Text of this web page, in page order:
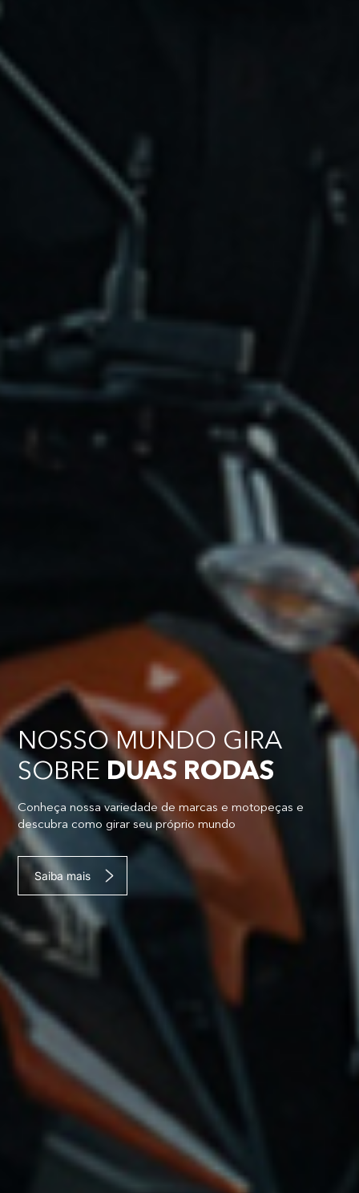
NOSSO MUNDO GIRA
SOBRE DUAS RODAS
Conheça nossa variedade de marcas e motopeças e
descubra como girar seu próprio mundo
Saiba mais